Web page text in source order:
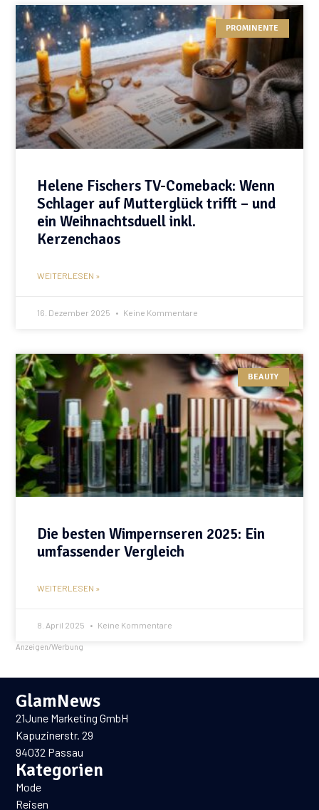
PROMINENTE
Helene Fischers TV-Comeback: Wenn
Schlager auf Mutterglück trifft – und
ein Weihnachtsduell inkl.
Kerzenchaos
WEITERLESEN »
16. Dezember 2025 Keine Kommentare
BEAUTY
Die besten Wimpernseren 2025: Ein
umfassender Vergleich
WEITERLESEN »
8. April 2025 Keine Kommentare
Anzeigen/Werbung
GlamNews
21June Marketing GmbH
Kapuzinerstr. 29
94032 Passau
Kategorien
Mode
Reisen